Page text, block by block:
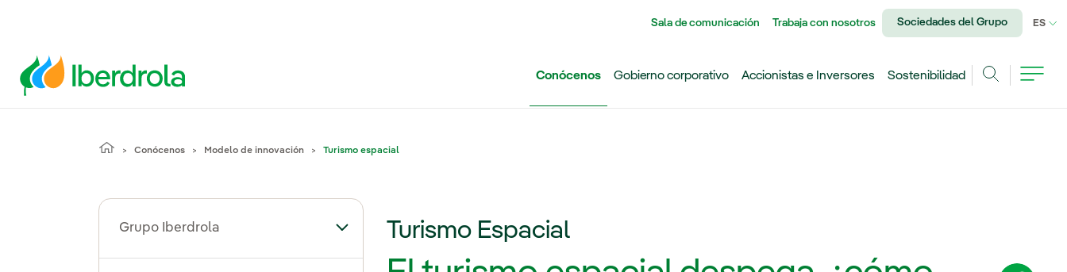
Sala de comunicación Trabaja con nosotros Sociedades del Grupo ES
Conócenos Gobierno corporativo Accionistas e Inversores
Sostenibilidad
Conócenos Modelo de innovación Turismo espacial
Grupo Iberdrola Alternar el submenú para Grupo Iberdrola
Turismo Espacial